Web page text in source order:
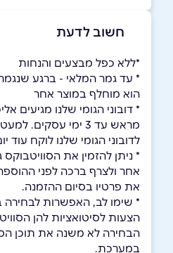
חשוב לדעת
*ללא כפל מבצעים והנחות
* עד גמר המלאי - ברגע
הוא מוחלף במוצר אחר
* דובוני הגומי שלנו מגיעים
מראש עד 3 ימי
לדובוני הגומי שלנו לוקח עוד
* ניתן להזמין את
אחר ולצרף ברכה לפני
את פרטיו בסיום ההזמנה.
* שימו לב, האפשרות לבחירה
הצעות לסיטואציות להן
הבחירה לא משנה את תוכן
במערכת.